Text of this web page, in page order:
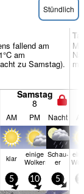
Stündlich
fallend am
am
zu Samstag).
Samstag
8
AM PM Nacht
klar einige
Wolken
Schau­
er
5 10 5